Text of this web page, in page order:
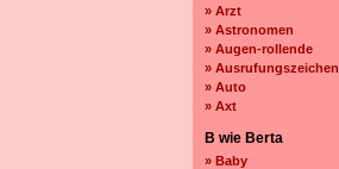
» Arzt
» Astronomen
» Augen-rollende
» Ausrufungszeichen
» Auto
» Axt
B wie Berta
» Baby